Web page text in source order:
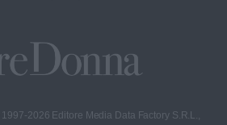
2026 Editore Media Data Factory S.R.L.,